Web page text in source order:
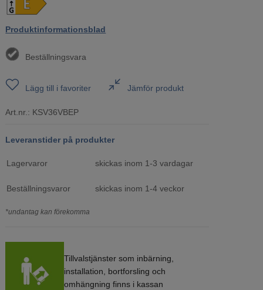
Produktinformationsblad
Beställningsvara
Lägg till i favoriter Jämför produkt
Art.nr.: KSV36VBEP
Leveranstider på produkter
Lagervaror skickas inom 1-3 vardagar
Beställningsvaror skickas inom 1-4 veckor
*undantag kan förekomma
Tillvalstjänster som inbärning,
installation, bortforsling och
omhängning finns i kassan